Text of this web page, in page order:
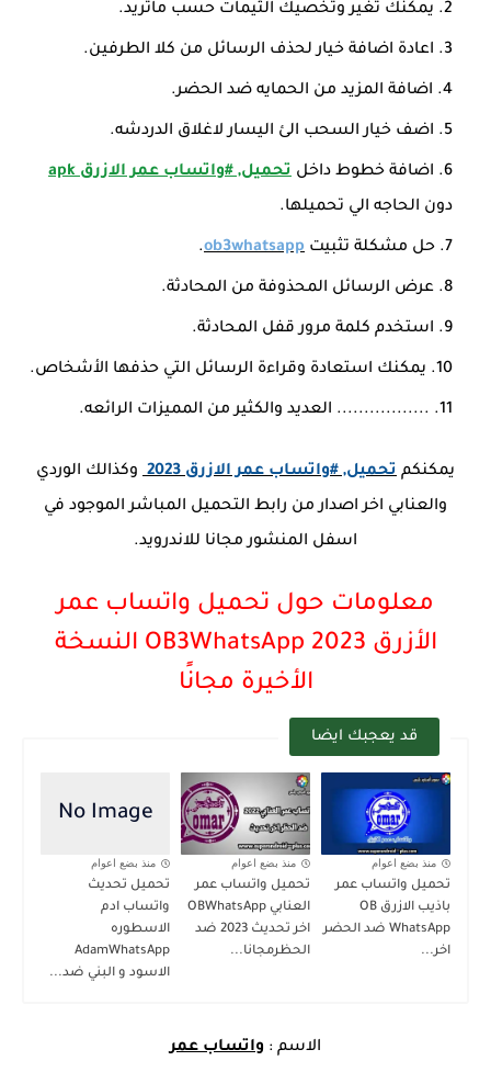
يمكنك تغير وتخصيك الثيمات حسب ماتريد.
اعادة اضافة خيار لحذف الرسائل من كلا الطرفين.
اضافة المزيد من الحمايه ضد الحضر.
اضف خيار السحب الئ اليسار لاغلاق الدردشه.
اضافة خطوط داخل تحميل, #واتساب عمر الازرق apk
دون الحاجه الي تحميلها.
حل مشكلة تثبيت ob3whatsapp
.
عرض الرسائل المحذوفة من المحادثة.
استخدم كلمة مرور قفل المحادثة.
يمكنك استعادة وقراءة الرسائل التي حذفها الأشخاص.
................. العديد والكثير من المميزات الرائعه.
يمكنكم تحميل, #واتساب عمر الازرق 2023
وكذالك الوردي
والعنابي اخر اصدار من رابط التحميل المباشر الموجود في
اسفل المنشور مجانا للاندرويد.
معلومات حول تحميل واتساب عمر
الأزرق 2023 OB3WhatsApp النسخة
الأخيرة مجانًا
قد يعجبك ايضا
منذ بضع اعوام
تحميل واتساب عمر
باذيب الازرق OB
WhatsApp ضد الحضر
اخر...
منذ بضع اعوام
تحميل واتساب عمر
العنابي OBWhatsApp
اخر تحديث 2023 ضد
الحظرمجانا...
منذ بضع اعوام
تحميل تحديث
واتساب ادم
الاسطوره
AdamWhatsApp
الاسود و البني ضد...
الاسم : واتساب عمر